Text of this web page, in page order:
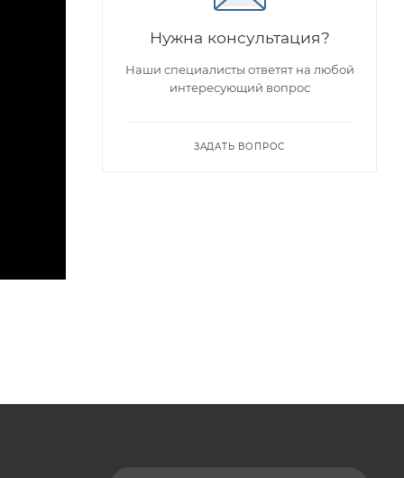
Нужна консультация?
Наши специалисты ответят на любой
интересующий вопрос
ЗАДАТЬ ВОПРОС